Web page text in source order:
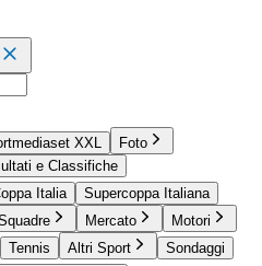
XXL
Foto
e Classifiche
Italia
Supercoppa Italiana
Mercato
Motori
Tennis Altri Sport
Sondaggi